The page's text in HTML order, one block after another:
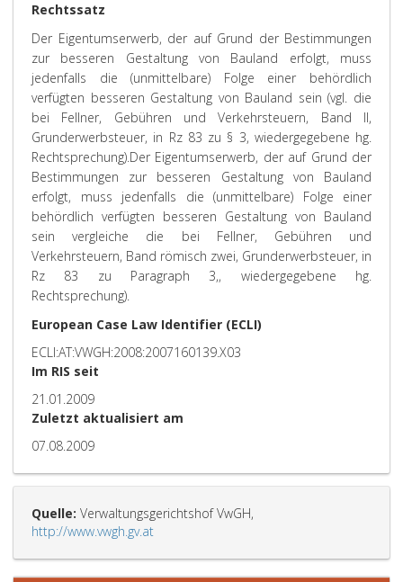
Rechtssatz
Der Eigentumserwerb, der auf Grund der Bestimmungen
zur besseren Gestaltung von Bauland erfolgt, muss
jedenfalls die (unmittelbare) Folge einer behördlich
verfügten besseren Gestaltung von Bauland sein (vgl. die
bei Fellner, Gebühren und Verkehrsteuern, Band II,
Grunderwerbsteuer, in Rz 83 zu § 3, wiedergegebene hg.
Rechtsprechung).Der Eigentumserwerb, der auf Grund der
Bestimmungen zur besseren Gestaltung von Bauland
erfolgt, muss jedenfalls die (unmittelbare) Folge einer
behördlich verfügten besseren Gestaltung von Bauland
sein vergleiche die bei Fellner, Gebühren und
Verkehrsteuern, Band römisch zwei, Grunderwerbsteuer, in
Rz 83 zu Paragraph 3,, wiedergegebene hg.
Rechtsprechung).
European Case Law Identifier (ECLI)
ECLI:AT:VWGH:2008:2007160139.X03
Im RIS seit
21.01.2009
Zuletzt aktualisiert am
07.08.2009
Quelle: Verwaltungsgerichtshof VwGH,
http://www.vwgh.gv.at